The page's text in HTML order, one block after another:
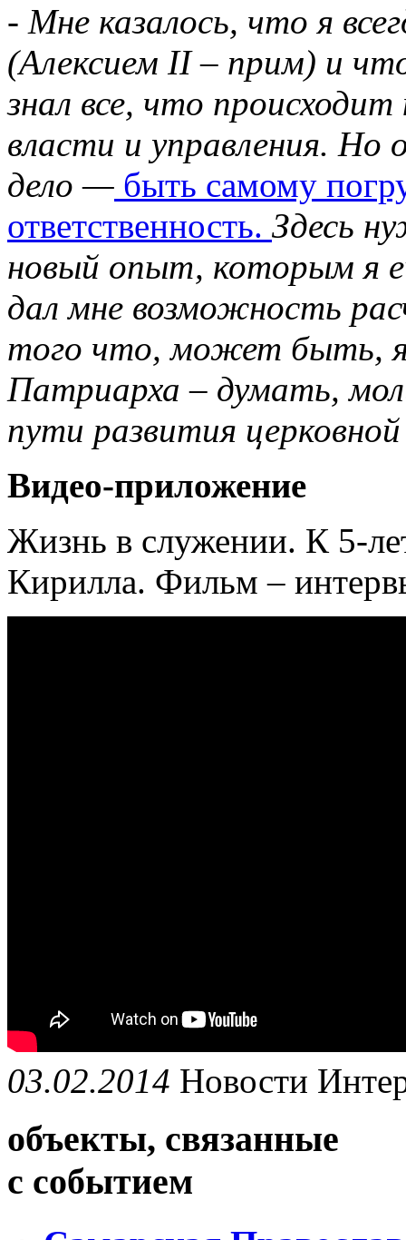
- Мне казалось, что я
(Алексием II – прим) и
знал все, что
власти и управления. Но
дело — быть самому
ответственность. Здесь
новый опыт, которым я
дал мне возможность
того что, может быть,
Патриарха – думать,
пути развития
Видео-приложение
Жизнь в служении. К 5-
Кирилла. Фильм –
03.02.2014 Новости
объекты, связанные
с событием